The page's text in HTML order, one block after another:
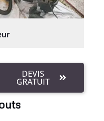
DEVIS
GRATUIT